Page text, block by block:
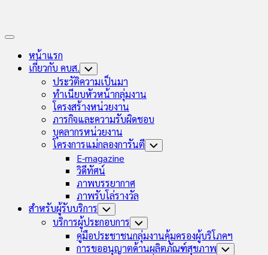
Expand
หน้าแรก
เกี่ยวกับ คบส. Toggle
Child
Menu
ประวัติความเป็นมา
ทำเนียบหัวหน้ากลุ่มงาน
โครงสร้างหน่วยงาน
ภารกิจและความรับผิดชอบ
บุคลากรหน่วยงาน
โครงการแม่กลองการันตี Toggle
E-magazine
วิดีทัศน์
ภาพบรรยากาศ
ภาพรับโล่รางวัล
สำหรับผู้รับบริการ Toggle
Child
Menu
บริการผู้ประกอบการ Toggle
Child
Menu
คู่มือประชาชนกลุ่มงานคุ้มครองผู้บริโภคฯ
การขออนุญาตด้านผลิตภัณฑ์สุขภาพ Toggle